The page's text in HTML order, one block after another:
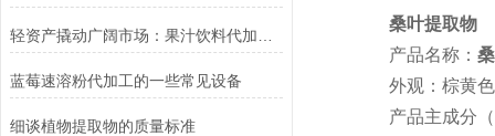
蓝莓速溶粉代加工的一些常见设备
细谈植物提取物的质量标准
桑叶提取物
产品名称：
外观：棕黄色
产品主成分（